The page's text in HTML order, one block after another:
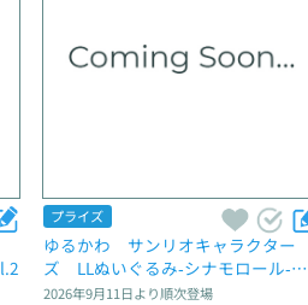
プライズ
ゆるかわ　サンリオキャラクター
ズ　LLぬいぐるみ‐シナモロール‐　L
una et Sol
2026年9月11日より順次登場